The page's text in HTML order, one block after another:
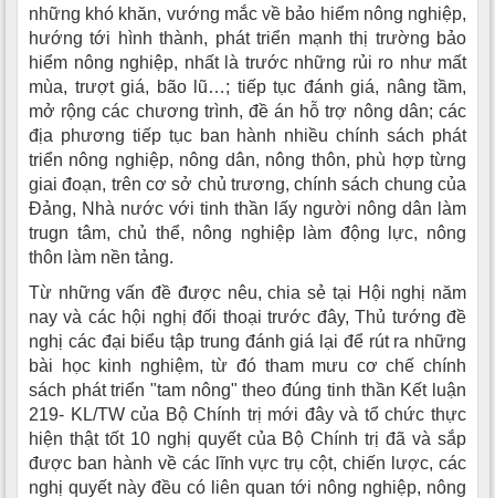
những khó khăn, vướng mắc về bảo hiểm nông nghiệp,
hướng tới hình thành, phát triển mạnh thị trường bảo
hiểm nông nghiệp, nhất là trước những rủi ro như mất
mùa, trượt giá, bão lũ…; tiếp tục đánh giá, nâng tầm,
mở rộng các chương trình, đề án hỗ trợ nông dân; các
địa phương tiếp tục ban hành nhiều chính sách phát
triển nông nghiệp, nông dân, nông thôn, phù hợp từng
giai đoạn, trên cơ sở chủ trương, chính sách chung của
Đảng, Nhà nước với tinh thần lấy người nông dân làm
trugn tâm, chủ thể, nông nghiệp làm động lực, nông
thôn làm nền tảng.
Từ những vấn đề được nêu, chia sẻ tại Hội nghị năm
nay và các hội nghị đối thoại trước đây, Thủ tướng đề
nghị các đại biểu tập trung đánh giá lại để rút ra những
bài học kinh nghiệm, từ đó tham mưu cơ chế chính
sách phát triển "tam nông" theo đúng tinh thần Kết luận
219- KL/TW của Bộ Chính trị mới đây và tổ chức thực
hiện thật tốt 10 nghị quyết của Bộ Chính trị đã và sắp
được ban hành về các lĩnh vực trụ cột, chiến lược, các
nghị quyết này đều có liên quan tới nông nghiệp, nông